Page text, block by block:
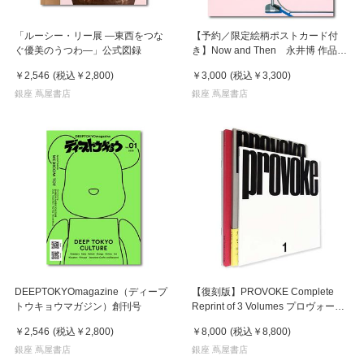
「ルーシー・リー展 ―東西をつな
ぐ優美のうつわ―」公式図録
￥2,546 (税込 ￥2,800)
銀座 蔦屋書店
【予約／限定絵柄ポストカード付
き】Now and Then 永井博 作品
￥3,000 (税込 ￥3,300)
銀座 蔦屋書店
DEEPTOKYOmagazine（ディープ
トウキョウマガジン）創刊号
￥2,546 (税込 ￥2,800)
銀座 蔦屋書店
【復刻版】PROVOKE Complete
Reprint of 3 Volumes プロヴォーク
￥8,000 (税込 ￥8,800)
銀座 蔦屋書店